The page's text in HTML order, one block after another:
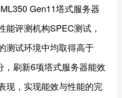
Gen11塔式服务器
能评测机构SPEC测试，
测试环境中均取得高于
，刷新6项塔式服务器能效
现，实现能效与性能的完